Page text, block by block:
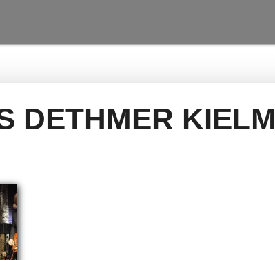
DETHMER